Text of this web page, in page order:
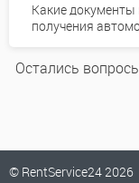
Какие
получения
Остались
© RentService24 2026